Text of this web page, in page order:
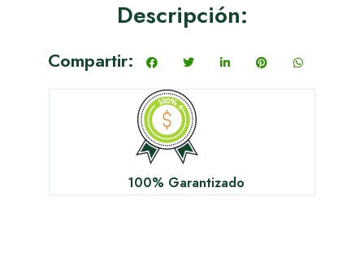
Descripción:
Compartir:
100% Garantizado